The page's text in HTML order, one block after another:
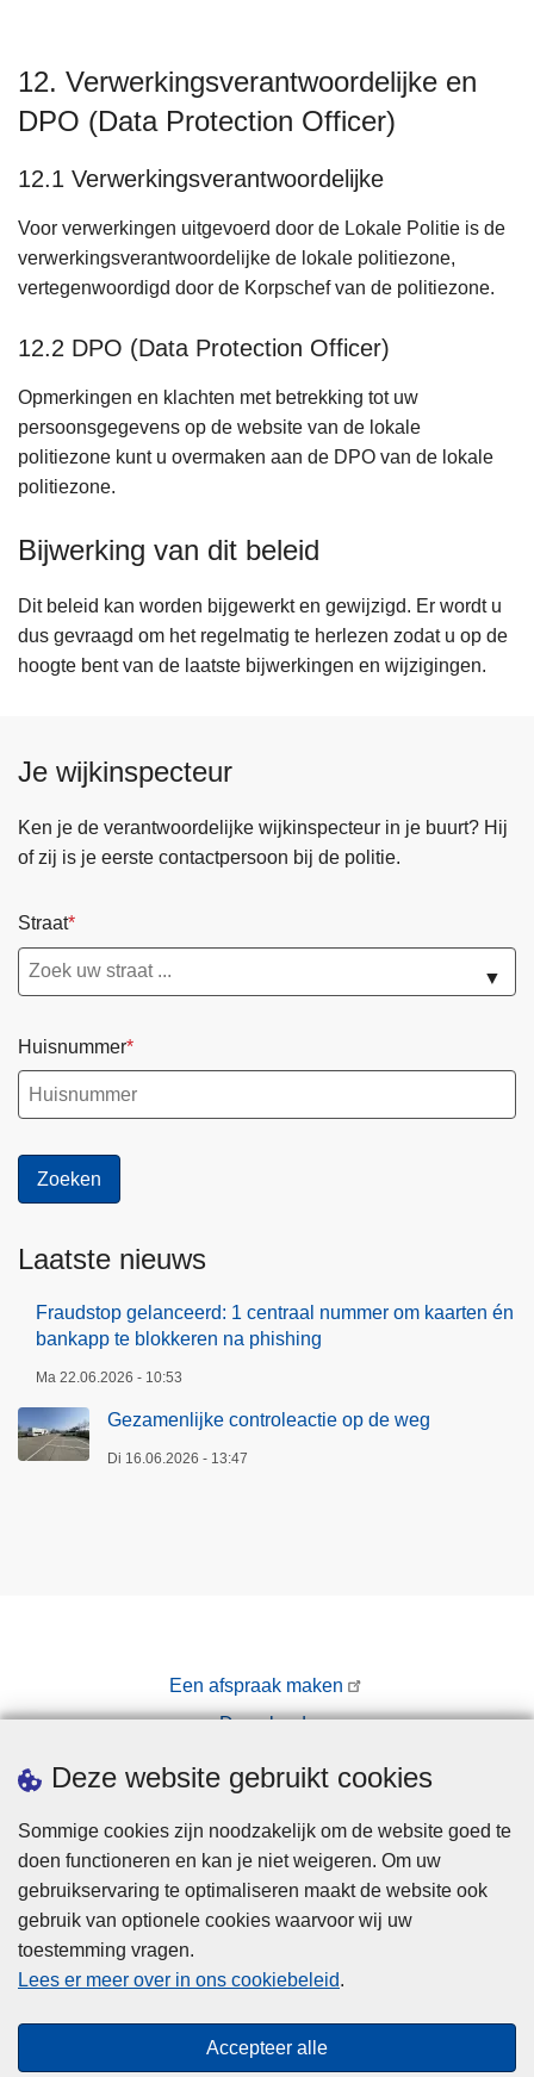
Deze website gebruikt cookies
Sommige cookies zijn noodzakelijk om de website goed te
doen functioneren en kan je niet weigeren. Om uw
gebruikservaring te optimaliseren maakt de website ook
gebruik van optionele cookies waarvoor wij uw
toestemming vragen.
Lees er meer over in ons cookiebeleid.
Accepteer alle
12. Verwerkingsverantwoordelijke en
DPO (Data Protection Officer)
12.1 Verwerkingsverantwoordelijke
Voor verwerkingen uitgevoerd door de Lokale Politie is de
verwerkingsverantwoordelijke de lokale politiezone,
vertegenwoordigd door de Korpschef van de politiezone.
12.2 DPO (Data Protection Officer)
Opmerkingen en klachten met betrekking tot uw
persoonsgegevens op de website van de lokale
politiezone kunt u overmaken aan de DPO van de lokale
politiezone.
Bijwerking van dit beleid
Dit beleid kan worden bijgewerkt en gewijzigd. Er wordt u
dus gevraagd om het regelmatig te herlezen zodat u op de
hoogte bent van de laatste bijwerkingen en wijzigingen.
Je wijkinspecteur
Ken je de verantwoordelijke wijkinspecteur in je buurt? Hij
of zij is je eerste contactpersoon bij de politie.
Straat
▼
Huisnummer
Laatste nieuws
Fraudstop gelanceerd: 1 centraal nummer om kaarten én
bankapp te blokkeren na phishing
Ma 22.06.2026 - 10:53
Gezamenlijke controleactie op de weg
Di 16.06.2026 - 13:47
Een afspraak maken
Downloads
Pers
Privacy
Toegankelijkheid